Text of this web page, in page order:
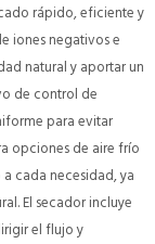
rápido, eficiente y
iones negativos e
natural y aportar un
de control de
para evitar
opciones de aire frío
cada necesidad, ya
El secador incluye
el flujo y